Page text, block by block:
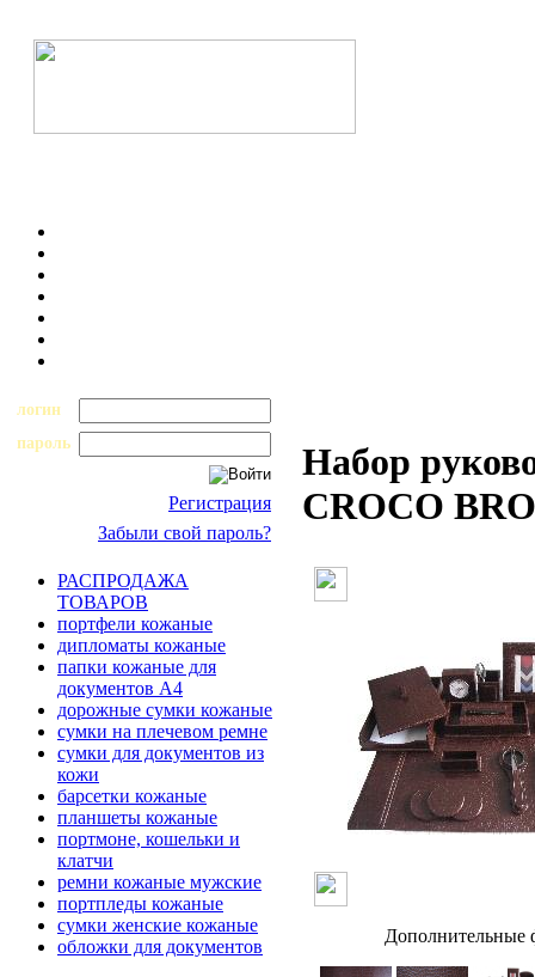
логин
пароль
Регистрация
Забыли свой пароль?
РАСПРОДАЖА
ТОВАРОВ
портфели кожаные
дипломаты кожаные
папки кожаные для
документов А4
дорожные сумки кожаные
сумки на плечевом ремне
сумки для документов из
кожи
барсетки кожаные
планшеты кожаные
портмоне, кошельки и
клатчи
ремни кожаные мужские
портпледы кожаные
сумки женские кожаные
обложки для документов
Набор
CROCO
Дополнительные